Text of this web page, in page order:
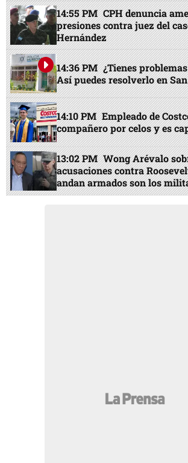
14:55 PM CPH denuncia
presiones contra juez del
Hernández
14:36 PM ¿Tienes
Así puedes resolverlo en
14:10 PM Empleado de
compañero por celos y es
13:02 PM Wong Arévalo
acusaciones contra
andan armados son los